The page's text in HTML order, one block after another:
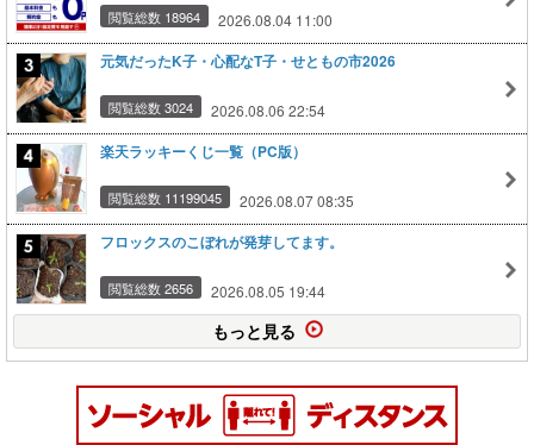
閲覧総数 18964 2026.08.04 11:00
元気だったK子・心配なT子・せともの市2026
閲覧総数 3024 2026.08.06 22:54
楽天ラッキーくじ一覧（PC版）
閲覧総数 11199045 2026.08.07 08:35
フロックスのこぼれが発芽してます。
閲覧総数 2656 2026.08.05 19:44
もっと見る